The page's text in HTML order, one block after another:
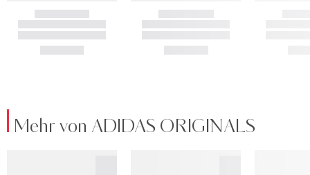
Mehr von ADIDAS ORIGINALS